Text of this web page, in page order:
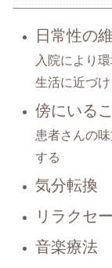
日常性の
入院により
生活に近づ
傍にいる
患者さんの
する
気分転換
リラクセ
音楽療法